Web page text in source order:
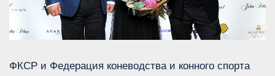
ФКСР и Федерация коневодства и конного спорта